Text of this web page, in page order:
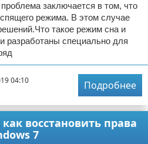
заключается в том, что
режима. В этом случае
такое режим сна и
разработаны специально для
04:10
Подробнее
восстановить права
7